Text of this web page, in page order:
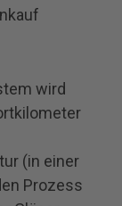
wird
(in einer
Prozess